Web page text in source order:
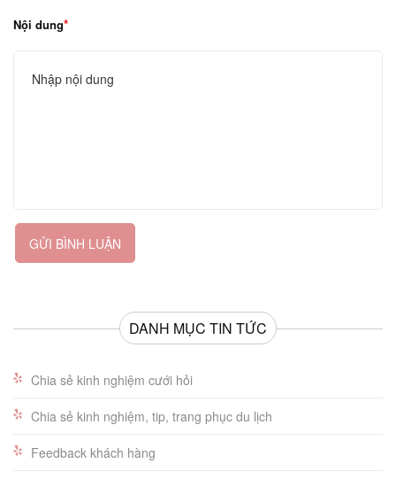
Nội dung
GỬI BÌNH LUẬN
DANH MỤC TIN TỨC
Chia sẻ kinh nghiệm cưới hỏi
Chia sẻ kinh nghiệm, tip, trang phục du lịch
Feedback khách hàng